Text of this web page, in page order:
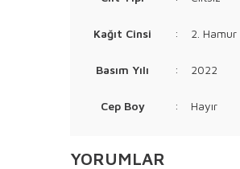
Kağıt Cinsi : 2. Hamur
Basım Yılı : 2022
Cep Boy : Hayır
YORUMLAR